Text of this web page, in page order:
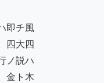
即チ風
四大四
ノ説ハ
金ト木